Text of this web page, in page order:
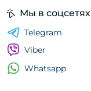
Мы в соцсетях
Telegram
Viber
Whatsapp